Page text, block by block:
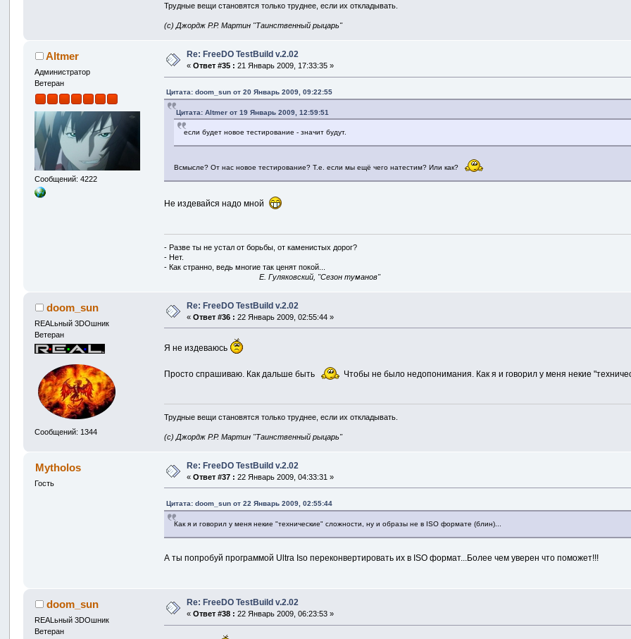
Трудные вещи становятся только труднее, если их откладывать.
(с) Джордж Р.Р. Мартин "Таинственный рыцарь"
Altmer
Администратор
Ветеран
Сообщений: 4222
Re: FreeDO TestBuild v.2.02
«Ответ #35 : 21 Январь 2009, 17:33:35 »
Цитата: doom_sun от 20 Январь 2009, 09:22:55
Цитата: Altmer от 19 Январь 2009, 12:59:51
если будет новое тестирование - значит будут.
Всмысле? От нас новое тестирование? Т.е. если мы ещё чего натестим? Или как?
Не издевайся надо мной
- Разве ты не устал от борьбы, от каменистых дорог?
- Нет.
- Как странно, ведь многие так ценят покой...
E. Гуляковский, "Сезон туманов"
doom_sun
REALьный 3DOшник
Ветеран
Сообщений: 1344
Re: FreeDO TestBuild v.2.02
«Ответ #36 : 22 Январь 2009, 02:55:44 »
Я не издеваюсь
Просто спрашиваю. Как дальше быть Чтобы не было недопонимания. Как я и говорил у меня некие
Трудные вещи становятся только труднее, если их откладывать.
(с) Джордж Р.Р. Мартин "Таинственный рыцарь"
Mytholos
Гость
Re: FreeDO TestBuild v.2.02
«Ответ #37 : 22 Январь 2009, 04:33:31 »
Цитата: doom_sun от 22 Январь 2009, 02:55:44
Как я и говорил у меня некие "технические" сложности, ну и образы не в ISO формате (блин)...
А ты попробуй программой Ultra Iso переконвертировать их в ISO формат...Более чем уверен что поможет!!!
doom_sun
REALьный 3DOшник
Ветеран
Re: FreeDO TestBuild v.2.02
«Ответ #38 : 22 Январь 2009, 06:23:53 »